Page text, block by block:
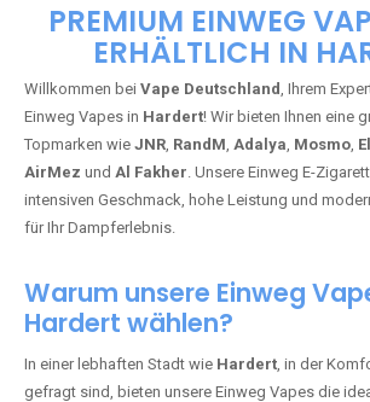
PREMIUM EINWEG
ERHÄLTLICH IN
Willkommen bei Vape Deutschland, Ihrem
Einweg Vapes in Hardert! Wir bieten Ihnen eine
Topmarken wie JNR, RandM, Adalya, Mosmo,
AirMez und Al Fakher. Unsere Einweg E-
intensiven Geschmack, hohe Leistung und
für Ihr Dampferlebnis.
Warum unsere Einweg
Hardert wählen?
In einer lebhaften Stadt wie Hardert, in der
gefragt sind, bieten unsere Einweg Vapes die